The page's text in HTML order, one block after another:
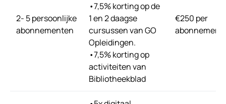
2- 5 persoonlijke
abonnementen
•7,5% korting op de
1 en 2 daagse
cursussen van GO
Opleidingen.
•7,5% korting op
activiteiten van
Bibliotheekblad
€250 per
abonnement